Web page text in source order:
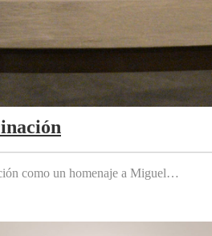
como un homenaje a Miguel…